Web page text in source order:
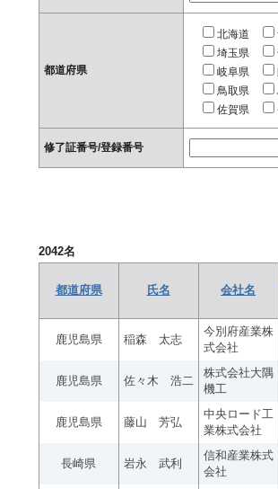
都道府県
北海道
埼玉県
岐阜県
鳥取県
佐賀県
修了証番号/登録番号
2042名
都道府県 氏名 会社名
鹿児島県 稲森 太志
今別府産業株
式会社
鹿児島県 佐々木 浩二
株式会社大隅
機工
鹿児島県 藤山 芳弘
中央ロード工
業株式会社
長崎県 岩永 武利
信和産業株式
会社